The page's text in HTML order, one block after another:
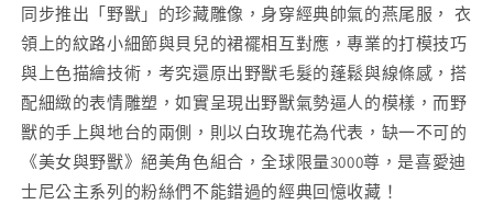
同步推出「野獸」的珍藏雕像，身穿經典帥氣的燕尾服， 衣
領上的紋路小細節與貝兒的裙襬相互對應，專業的打模技巧
與上色描繪技術，考究還原出野獸毛髮的蓬鬆與線條感，搭
配細緻的表情雕塑，如實呈現出野獸氣勢逼人的模樣，而野
獸的手上與地台的兩側，則以白玫瑰花為代表，缺一不可的
《美女與野獸》絕美角色組合，全球限量3000尊，是喜愛迪
士尼公主系列的粉絲們不能錯過的經典回憶收藏！